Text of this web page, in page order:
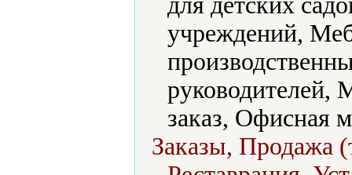
учреждений,
руководителей,
заказ, Офисная
Заказы, Продажа